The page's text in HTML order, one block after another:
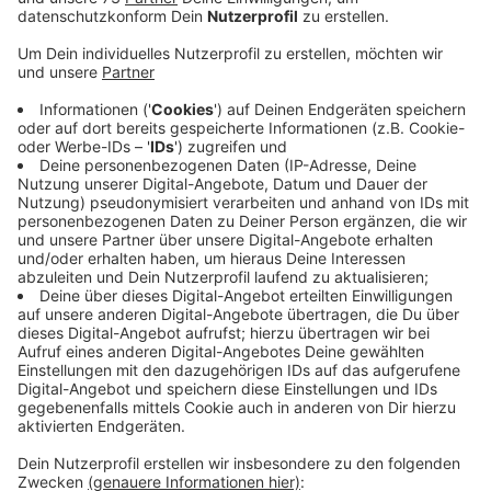
Anzeige
Interesse?
Anzeige
Allein die Helferinnen und Helfer des Hegerings
Stadtlohn-Südlohn-Oeding haben in den vergangenen
drei Monaten insgesamt 880 Hektar abgesucht und
dabei 49 Rehkitze gerettet.
Außerdem Junghasen, Fasane und Entengelege. Wer
sich in der Rehkitzrettung engagieren möchte und kein
Problem damit hat, morgens um 5 unterwegs zu sein,